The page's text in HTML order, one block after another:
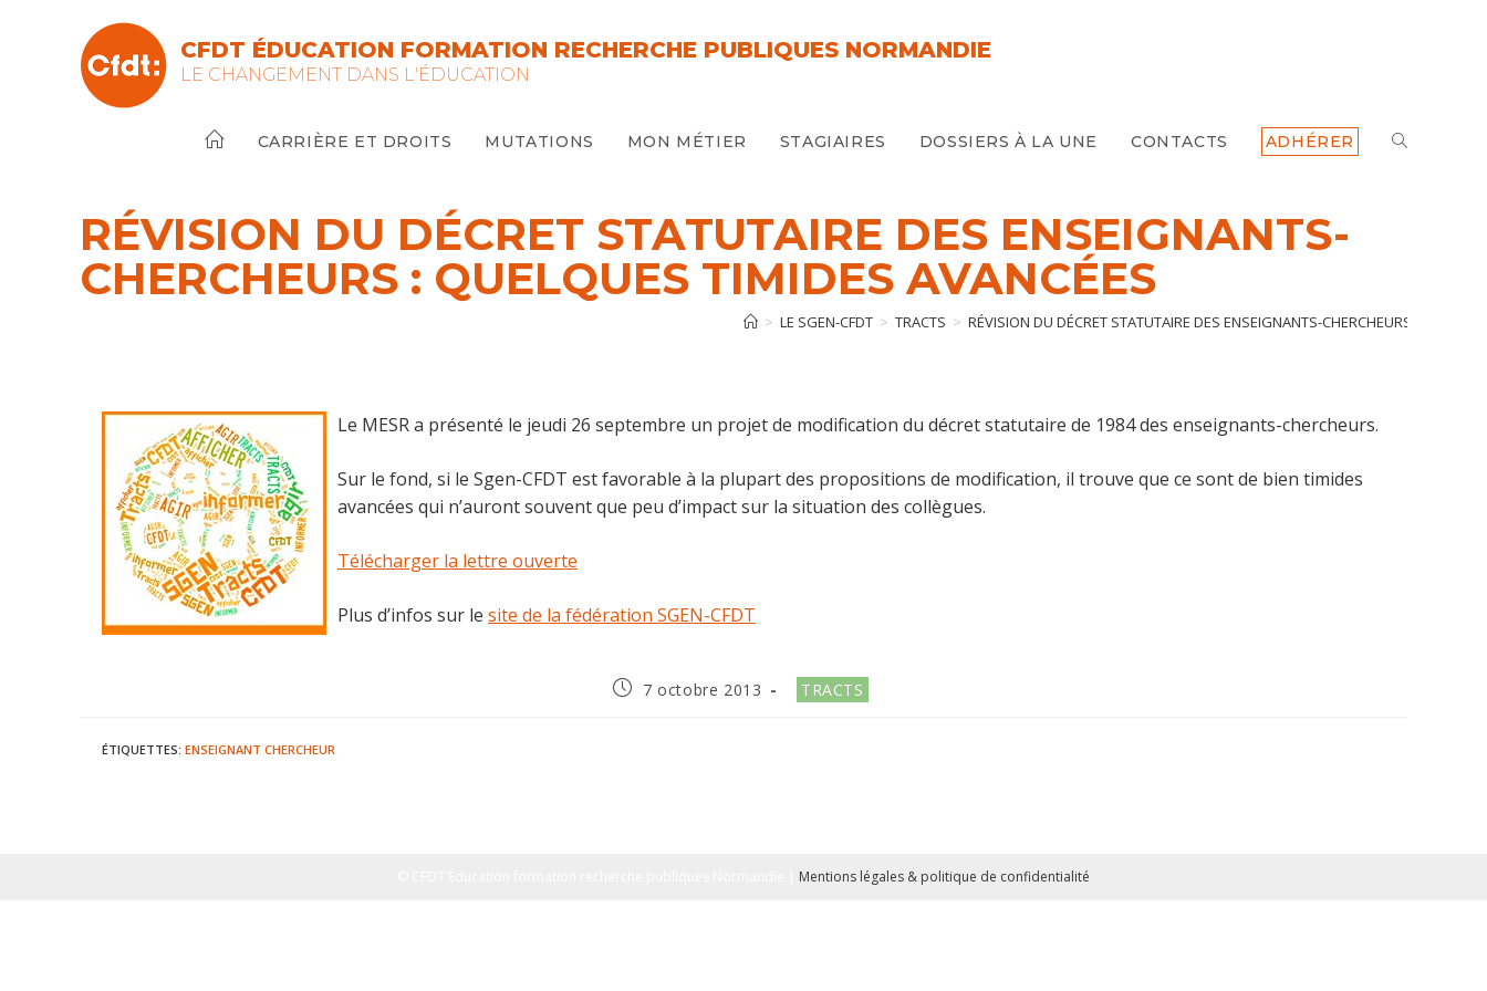
CFDT ÉDUCATION FORMATION RECHERCHE PUBLIQUES NORMANDIE
LE CHANGEMENT DANS L'ÉDUCATION
CARRIÈRE ET DROITS MUTATIONS MON MÉTIER STAGIAIRES DOSSIERS À LA UNE CONTACTS ADHÉRER TOGGLE
RÉVISION DU DÉCRET STATUTAIRE DES ENSEIGNANTS-
CHERCHEURS : QUELQUES TIMIDES AVANCÉES
> LE SGEN-CFDT > TRACTS > RÉVISION DU DÉCRET STATUTAIRE DES ENSEIGNANTS-CHERCHEURS :
Le MESR a présenté le jeudi 26 septembre un projet de modification du décret statutaire de 1984 des enseignants-chercheurs.
Sur le fond, si le Sgen-CFDT est favorable à la plupart des propositions de modification, il trouve que ce sont de bien timides
avancées qui n’auront souvent que peu d’impact sur la situation des collègues.
Télécharger la lettre ouverte
Plus d’infos sur le site de la fédération SGEN-CFDT
Publication
7 octobre 2013
Post
category:
TRACTS
ÉTIQUETTES: ENSEIGNANT CHERCHEUR
Mentions légales & politique de confidentialité